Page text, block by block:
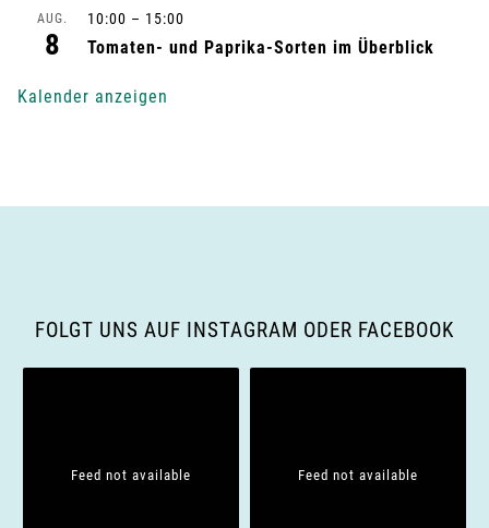
-
a
AUG.
8
10:00 – 15:00
Tomaten- und Paprika-Sorten im Überblick
Kalender anzeigen
FOLGT UNS AUF INSTAGRAM ODER FACEBOOK
Feed not available Feed not available